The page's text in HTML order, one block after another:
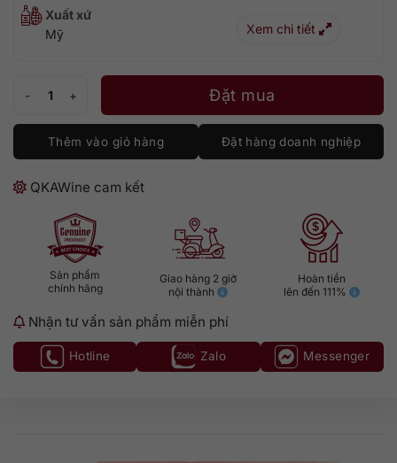
Xuất xứ
Mỹ
Xem chi tiết
Hộp Quà Jim Beam Bourbon Tết 2026 số lượng
Đặt mua
Thêm vào giỏ hàng Đặt hàng doanh nghiệp
QKAWine cam kết
Sản phẩm
chính hãng
Giao hàng 2 giờ
nội thành
Hoàn tiền
lên đến 111%
Nhận tư vấn sản phẩm miễn phí
Hotline Zalo Messenger